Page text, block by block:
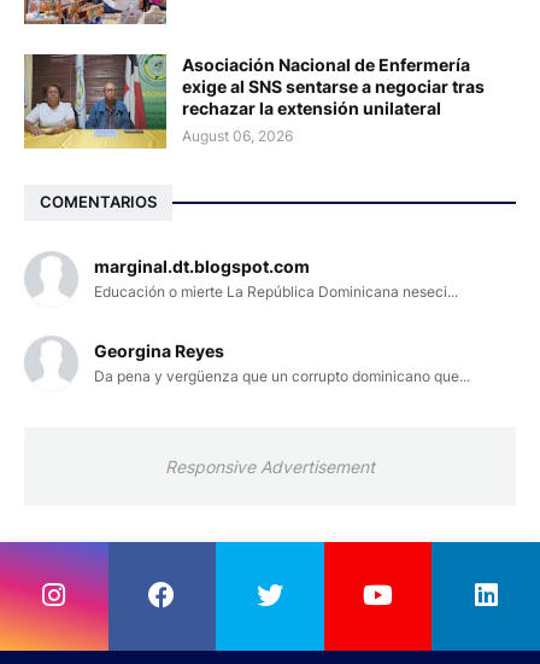
Asociación Nacional de Enfermería
exige al SNS sentarse a negociar tras
rechazar la extensión unilateral
August 06, 2026
COMENTARIOS
marginal.dt.blogspot.com
Educación o mierte La República Dominicana neseci...
Georgina Reyes
Da pena y vergüenza que un corrupto dominicano que...
Responsive Advertisement